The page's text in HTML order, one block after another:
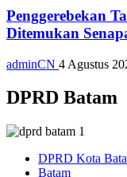
Penggerebekan
Ditemukan
adminCN 4 Agustus
DPRD Batam
DPRD Kota
Batam